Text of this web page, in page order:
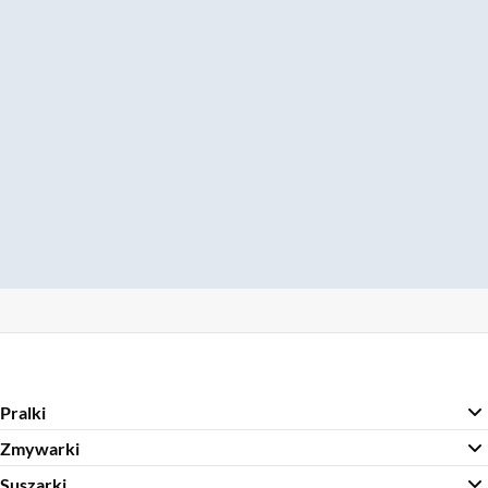
Pralki
Zmywarki